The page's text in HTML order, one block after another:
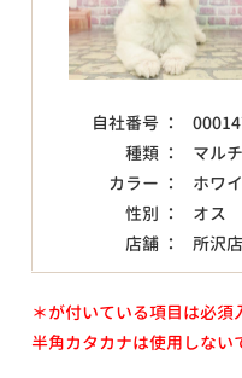
自社番号 ：
種類 ：
マル
カラー ：
ホワ
性別 ：
オス
店舗 ：
所沢店
＊が付いている項目は必須
半角カタカナは使用しない